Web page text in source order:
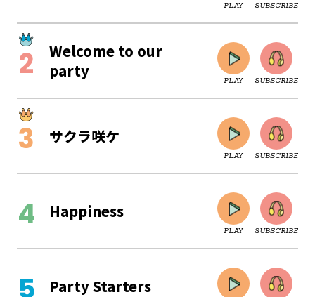
PLAY SUBSCRIBE
Welcome to our
party
PLAY SUBSCRIBE
サクラ咲ケ
PLAY SUBSCRIBE
Happiness
PLAY SUBSCRIBE
Party Starters